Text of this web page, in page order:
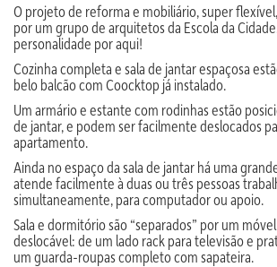
O projeto de reforma e mobiliário, super
por um grupo de arquitetos da Escola da
personalidade por aqui!
Cozinha completa e sala de jantar espaçosa
belo balcão com Coocktop já instalado.
Um armário e estante com rodinhas estão
de jantar, e podem ser facilmente deslocados
apartamento.
Ainda no espaço da sala de jantar há uma
atende facilmente à duas ou três pessoas
simultaneamente, para computador ou apoio.
Sala e dormitório são “separados” por um
deslocável: de um lado rack para televisão e
um guarda-roupas completo com sapateira.